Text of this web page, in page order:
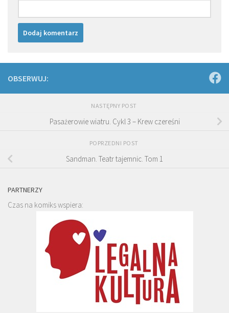
OBSERWUJ:
NASTĘPNY POST
Pasażerowie wiatru. Cykl 3 – Krew czereśni
POPRZEDNI POST
Sandman. Teatr tajemnic. Tom 1
PARTNERZY
Czas na komiks wspiera: